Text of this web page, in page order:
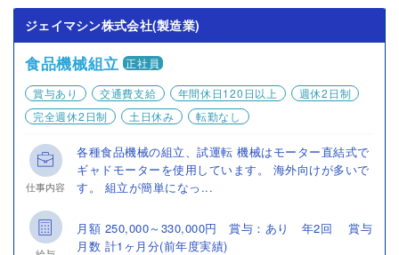
ジェイマシン株式会社(製造業)
食品機械組立 正社員
賞与あり
交通費支給 年間休日120日以上
週休2日制
完全週休2日制
土日休み 転勤なし
仕事内容
各種食品機械の組立、試運転 機械はモーター直結式で
ギャドモーターを使用しています。 海外向けが多いで
す。 組立が簡単になっ...
月額 250,000～330,000円 賞与：あり 年2回 賞与
月数 計1ヶ月分(前年度実績)